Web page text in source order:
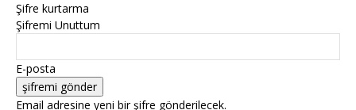
Şifre kurtarma
Şifremi Unuttum
E-posta
Email adresine yeni bir şifre gönderilecek.